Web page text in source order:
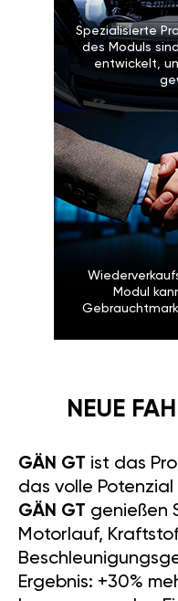
Spezialisierte
des Moduls
entwickelt,
Modul
NEUE
GÄN GT ist das
das volle
GÄN GT genießen
Motorlauf,
Ergebnis: +30%